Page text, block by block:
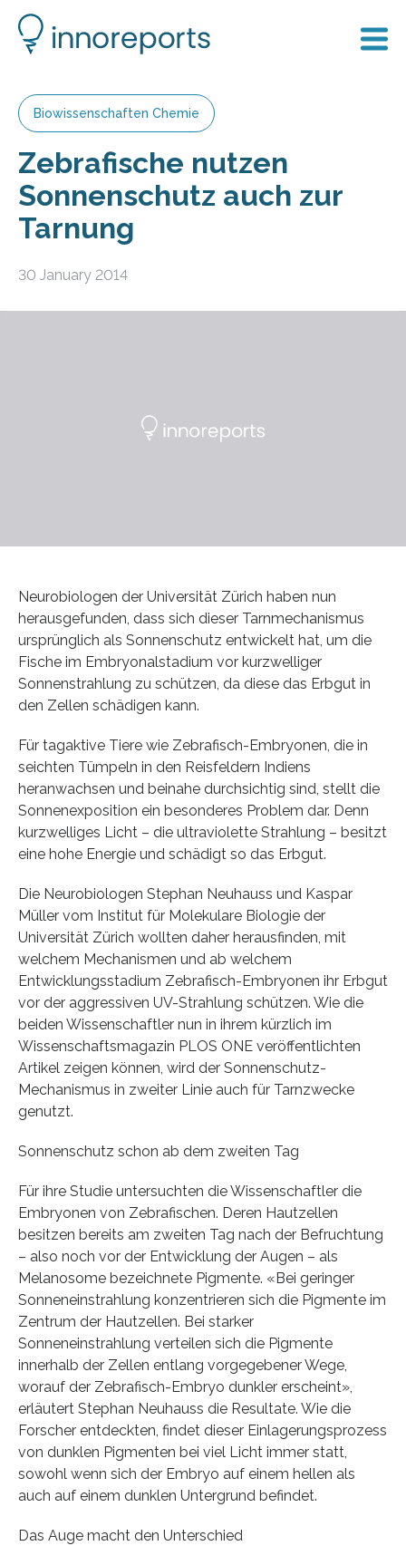
Biowissenschaften Chemie
Zebrafische nutzen
Sonnenschutz auch zur
Tarnung
30 January 2014
Neurobiologen der Universität Zürich haben nun
herausgefunden, dass sich dieser Tarnmechanismus
ursprünglich als Sonnenschutz entwickelt hat, um die
Fische im Embryonalstadium vor kurzwelliger
Sonnenstrahlung zu schützen, da diese das Erbgut in
den Zellen schädigen kann.
Für tagaktive Tiere wie Zebrafisch-Embryonen, die in
seichten Tümpeln in den Reisfeldern Indiens
heranwachsen und beinahe durchsichtig sind, stellt die
Sonnenexposition ein besonderes Problem dar. Denn
kurzwelliges Licht – die ultraviolette Strahlung – besitzt
eine hohe Energie und schädigt so das Erbgut.
Die Neurobiologen Stephan Neuhauss und Kaspar
Müller vom Institut für Molekulare Biologie der
Universität Zürich wollten daher herausfinden, mit
welchem Mechanismen und ab welchem
Entwicklungsstadium Zebrafisch-Embryonen ihr Erbgut
vor der aggressiven UV-Strahlung schützen. Wie die
beiden Wissenschaftler nun in ihrem kürzlich im
Wissenschaftsmagazin PLOS ONE veröffentlichten
Artikel zeigen können, wird der Sonnenschutz-
Mechanismus in zweiter Linie auch für Tarnzwecke
genutzt.
Sonnenschutz schon ab dem zweiten Tag
Für ihre Studie untersuchten die Wissenschaftler die
Embryonen von Zebrafischen. Deren Hautzellen
besitzen bereits am zweiten Tag nach der Befruchtung
– also noch vor der Entwicklung der Augen – als
Melanosome bezeichnete Pigmente. «Bei geringer
Sonneneinstrahlung konzentrieren sich die Pigmente im
Zentrum der Hautzellen. Bei starker
Sonneneinstrahlung verteilen sich die Pigmente
innerhalb der Zellen entlang vorgegebener Wege,
worauf der Zebrafisch-Embryo dunkler erscheint»,
erläutert Stephan Neuhauss die Resultate. Wie die
Forscher entdeckten, findet dieser Einlagerungsprozess
von dunklen Pigmenten bei viel Licht immer statt,
sowohl wenn sich der Embryo auf einem hellen als
auch auf einem dunklen Untergrund befindet.
Das Auge macht den Unterschied